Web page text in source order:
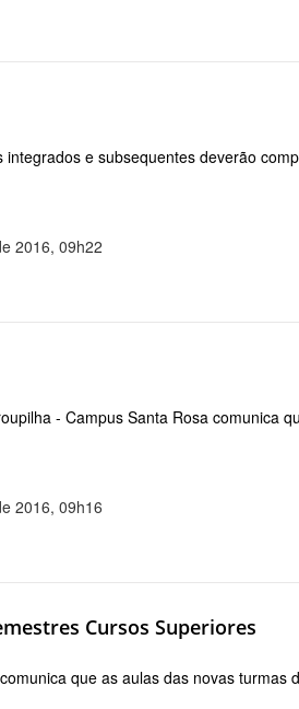
e subsequentes deverão
2016, 09h22
- Campus Santa Rosa comunica
2016, 09h16
Cursos Superiores
que as aulas das novas turmas